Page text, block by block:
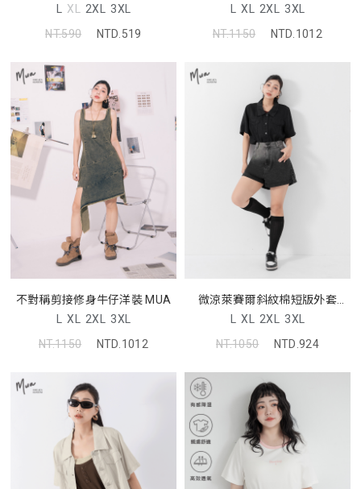
L XL 2XL 3XL
NT.590
NTD.519
L XL 2XL 3XL
NT.1150
NTD.1012
不對稱剪接修身牛仔洋裝 MUA
L XL 2XL 3XL
NT.1150
NTD.1012
微涼萊賽爾斜紋棉短版外套
MUA
L XL 2XL 3XL
NT.1050
NTD.924